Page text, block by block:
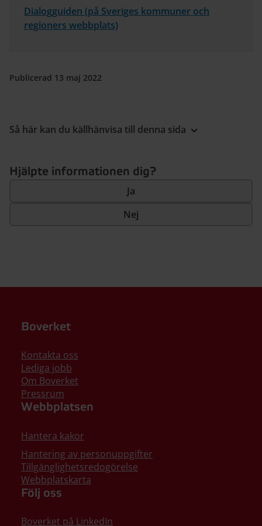
Dialogguiden (på Sveriges kommuner och
regioners webbplats)
Publicerad 13 maj 2022
Så här kan du källhänvisa till denna sida
Hjälpte informationen dig?
Ja
Nej
Boverket
Kontakta oss
Lediga jobb
Om Boverket
Pressrum
Webbplatsen
Hantera kakor
Hantering av personuppgifter
Tillgänglighetsredogörelse
Webbplatskarta
Följ oss
Boverket på LinkedIn